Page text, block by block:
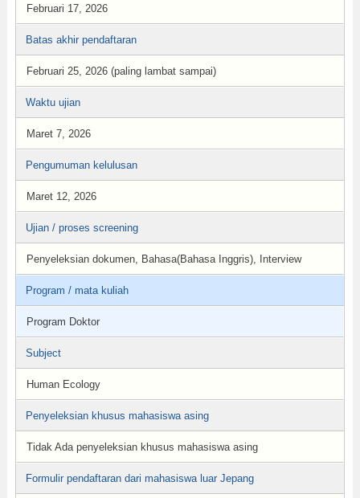
Februari 17, 2026
Batas akhir pendaftaran
Februari 25, 2026 (paling lambat sampai)
Waktu ujian
Maret 7, 2026
Pengumuman kelulusan
Maret 12, 2026
Ujian / proses screening
Penyeleksian dokumen, Bahasa(Bahasa Inggris), Interview
Program / mata kuliah
Program Doktor
Subject
Human Ecology
Penyeleksian khusus mahasiswa asing
Tidak Ada penyeleksian khusus mahasiswa asing
Formulir pendaftaran dari mahasiswa luar Jepang